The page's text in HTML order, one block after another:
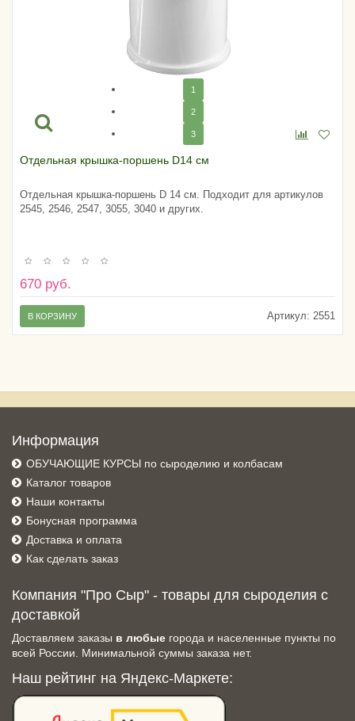
1
2
3
Отдельная крышка-поршень D14 см
Отдельная крышка-поршень D 14 см. Подходит для артикулов
2545, 2546, 2547, 3055, 3040 и других.
670 руб.
Артикул: 2551
В КОРЗИНУ
Информация
ОБУЧАЮЩИЕ КУРСЫ по сыроделию и колбасам
Каталог товаров
Наши контакты
Бонусная программа
Доставка и оплата
Как сделать заказ
Компания "Про Сыр" - товары для сыроделия с
доставкой
Доставляем заказы в любые города и населенные пункты по
всей России. Минимальной суммы заказа нет.
Наш рейтинг на Яндекс-Маркете: